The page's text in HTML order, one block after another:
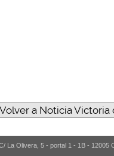
Volver a Noticia
La Olivera, 5 - portal 1 - 1B - 12005